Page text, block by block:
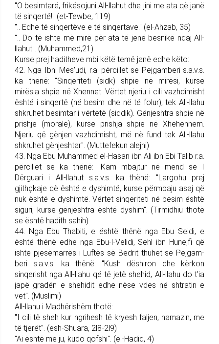
"O besimtarë, frikësojuni All-llahut dhe jini me ata që janë
të sinqertë!" (et-Tewbe, 119)
".. Edhe të sinqertëve e të sinqertave." (el-Ahzab, 35)
".. Do të ishte më mirë për ata të jenë besnikë ndaj All-
llahut". (Muhammed,21)
Kurse prej haditheve mbi këtë temë janë edhe këto:
42. Nga Ibni Mes'udi, r.a. për­cillet se Pej­gam­be­ri s.a.v.s.
ka thënë: "Sinqeriteti (sidk) shpie në mirësi, kurse
mirësia shpie në Xhennet. Vërtet njeriu i cili vazhdimisht
është i sinqertë (në besim dhe në të folur), tek All-llahu
shkruhet besimtar i vërtetë (siddik). Gënjeshtra shpie në
prish­je (morale), kurse prishja shpie në Xhehennem.
Njeriu që gënjen vazhdimisht, më në fund tek All-llahu
shkruhet gënjeshtar". (Muttefekun alejhi)
43. Nga Ebu Muhammed el-Hasan ibn Ali ibn Ebi Talib r.a.
përcillet se ka thënë: "Kam mba­jtur në mend se I
Dërguari i All-llahut s.a.v.s. ka thënë: "Largohu prej
gjithçkaje që është e dyshimtë, kurse përmbaju asaj që
nuk është e dyshimtë. Vërtet sinqe­ri­teti në be­sim është
siguri, kurse gënjeshtra është dyshim". (Tir­mi­dhiu thotë
se është hadith sahih)
44. Nga Ebu Thabiti, e është thënë nga Ebu Seidi, e
është thënë edhe nga Ebu-l-Velidi, Sehl ibn Hunejfi që
ishte pjesëmarrës i Luftës së Bedrit thuhet se Pej­gam­
be­ri s.a.v.s. ka thënë: "Kush dëshiron dhe kërkon
sinqerisht nga All-llahu që të jetë shehid, All-llahu do t'ia
japë gradën e shehidit edhe nëse vdes në shtratin e
vet". (Muslimi)
All-llahu i Madhërishëm thotë:
"I cili të sheh kur ngrihesh të kryesh faljen, namazin, me
të tjerët". (esh-Shuara, 2l8-2l9)
"Ai është me ju, kudo qof­shi". (el-Hadid, 4)